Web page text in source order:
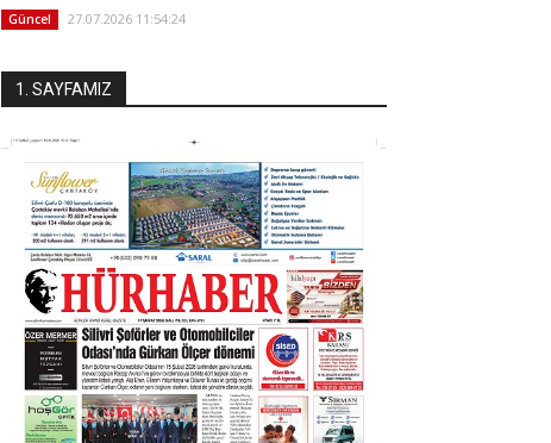
Güncel 27.07.2026 11:54:24
1. SAYFAMIZ